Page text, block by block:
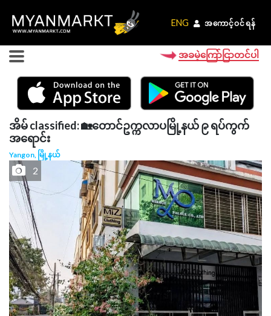
ENG အကောင့်ဝင်ရန်
ENG အကောင့်ဝင်ရန်
အခမဲ့ကြော်ငြာတင်ပါ
အိမ် classified: 🏡တောင်ဥက္ကလာပမြို့နယ် ၉ ရပ်ကွက်
အရောင်း
Yangon, မြို့နယ်
2